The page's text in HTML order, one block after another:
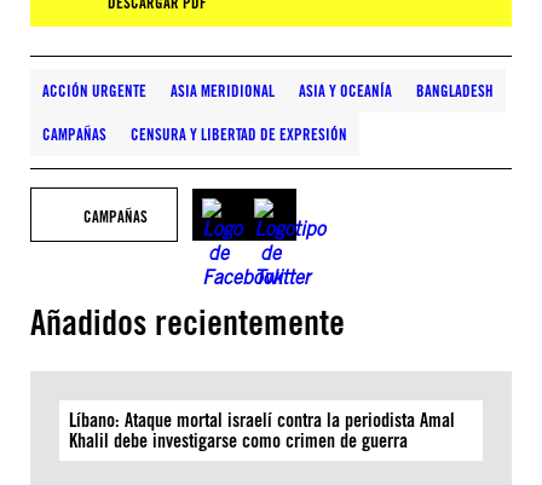
ACCIÓN URGENTE ASIA MERIDIONAL ASIA Y OCEANÍA BANGLADESH
CAMPAÑAS CENSURA Y LIBERTAD DE EXPRESIÓN
CAMPAÑAS
Añadidos recientemente
Líbano: Ataque mortal israelí contra la periodista Amal
Khalil debe investigarse como crimen de guerra